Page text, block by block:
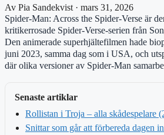
Av Pia Sandekvist · mars 31, 2026
Spider-Man: Across the Spider-Verse är
kritikerrosade Spider-Verse-serien från
Den animerade superhjältefilmen hade
juni 2023, samma dag som i USA, och
där olika versioner av Spider-Man
Senaste artiklar
Rollistan i Troja – alla skådespelare
Snittar som går att förbereda dagen